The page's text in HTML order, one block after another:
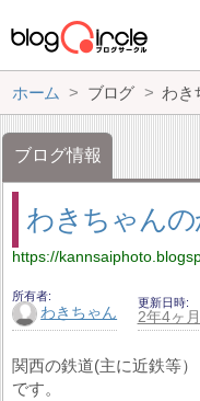
ホーム ブログ わき
ブログ情報
わきちゃん
https://
所有者
わきちゃん
更新日時
2年4ヶ
関西の鉄道(主に近鉄等
です。